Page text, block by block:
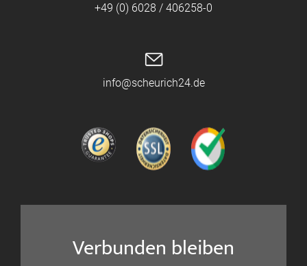
+49 (0) 6028 / 406258-0
info@scheurich24.de
Verbunden bleiben